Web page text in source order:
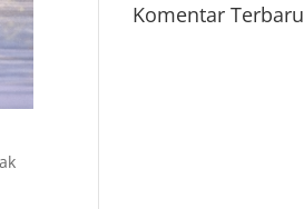
Komentar Terbaru